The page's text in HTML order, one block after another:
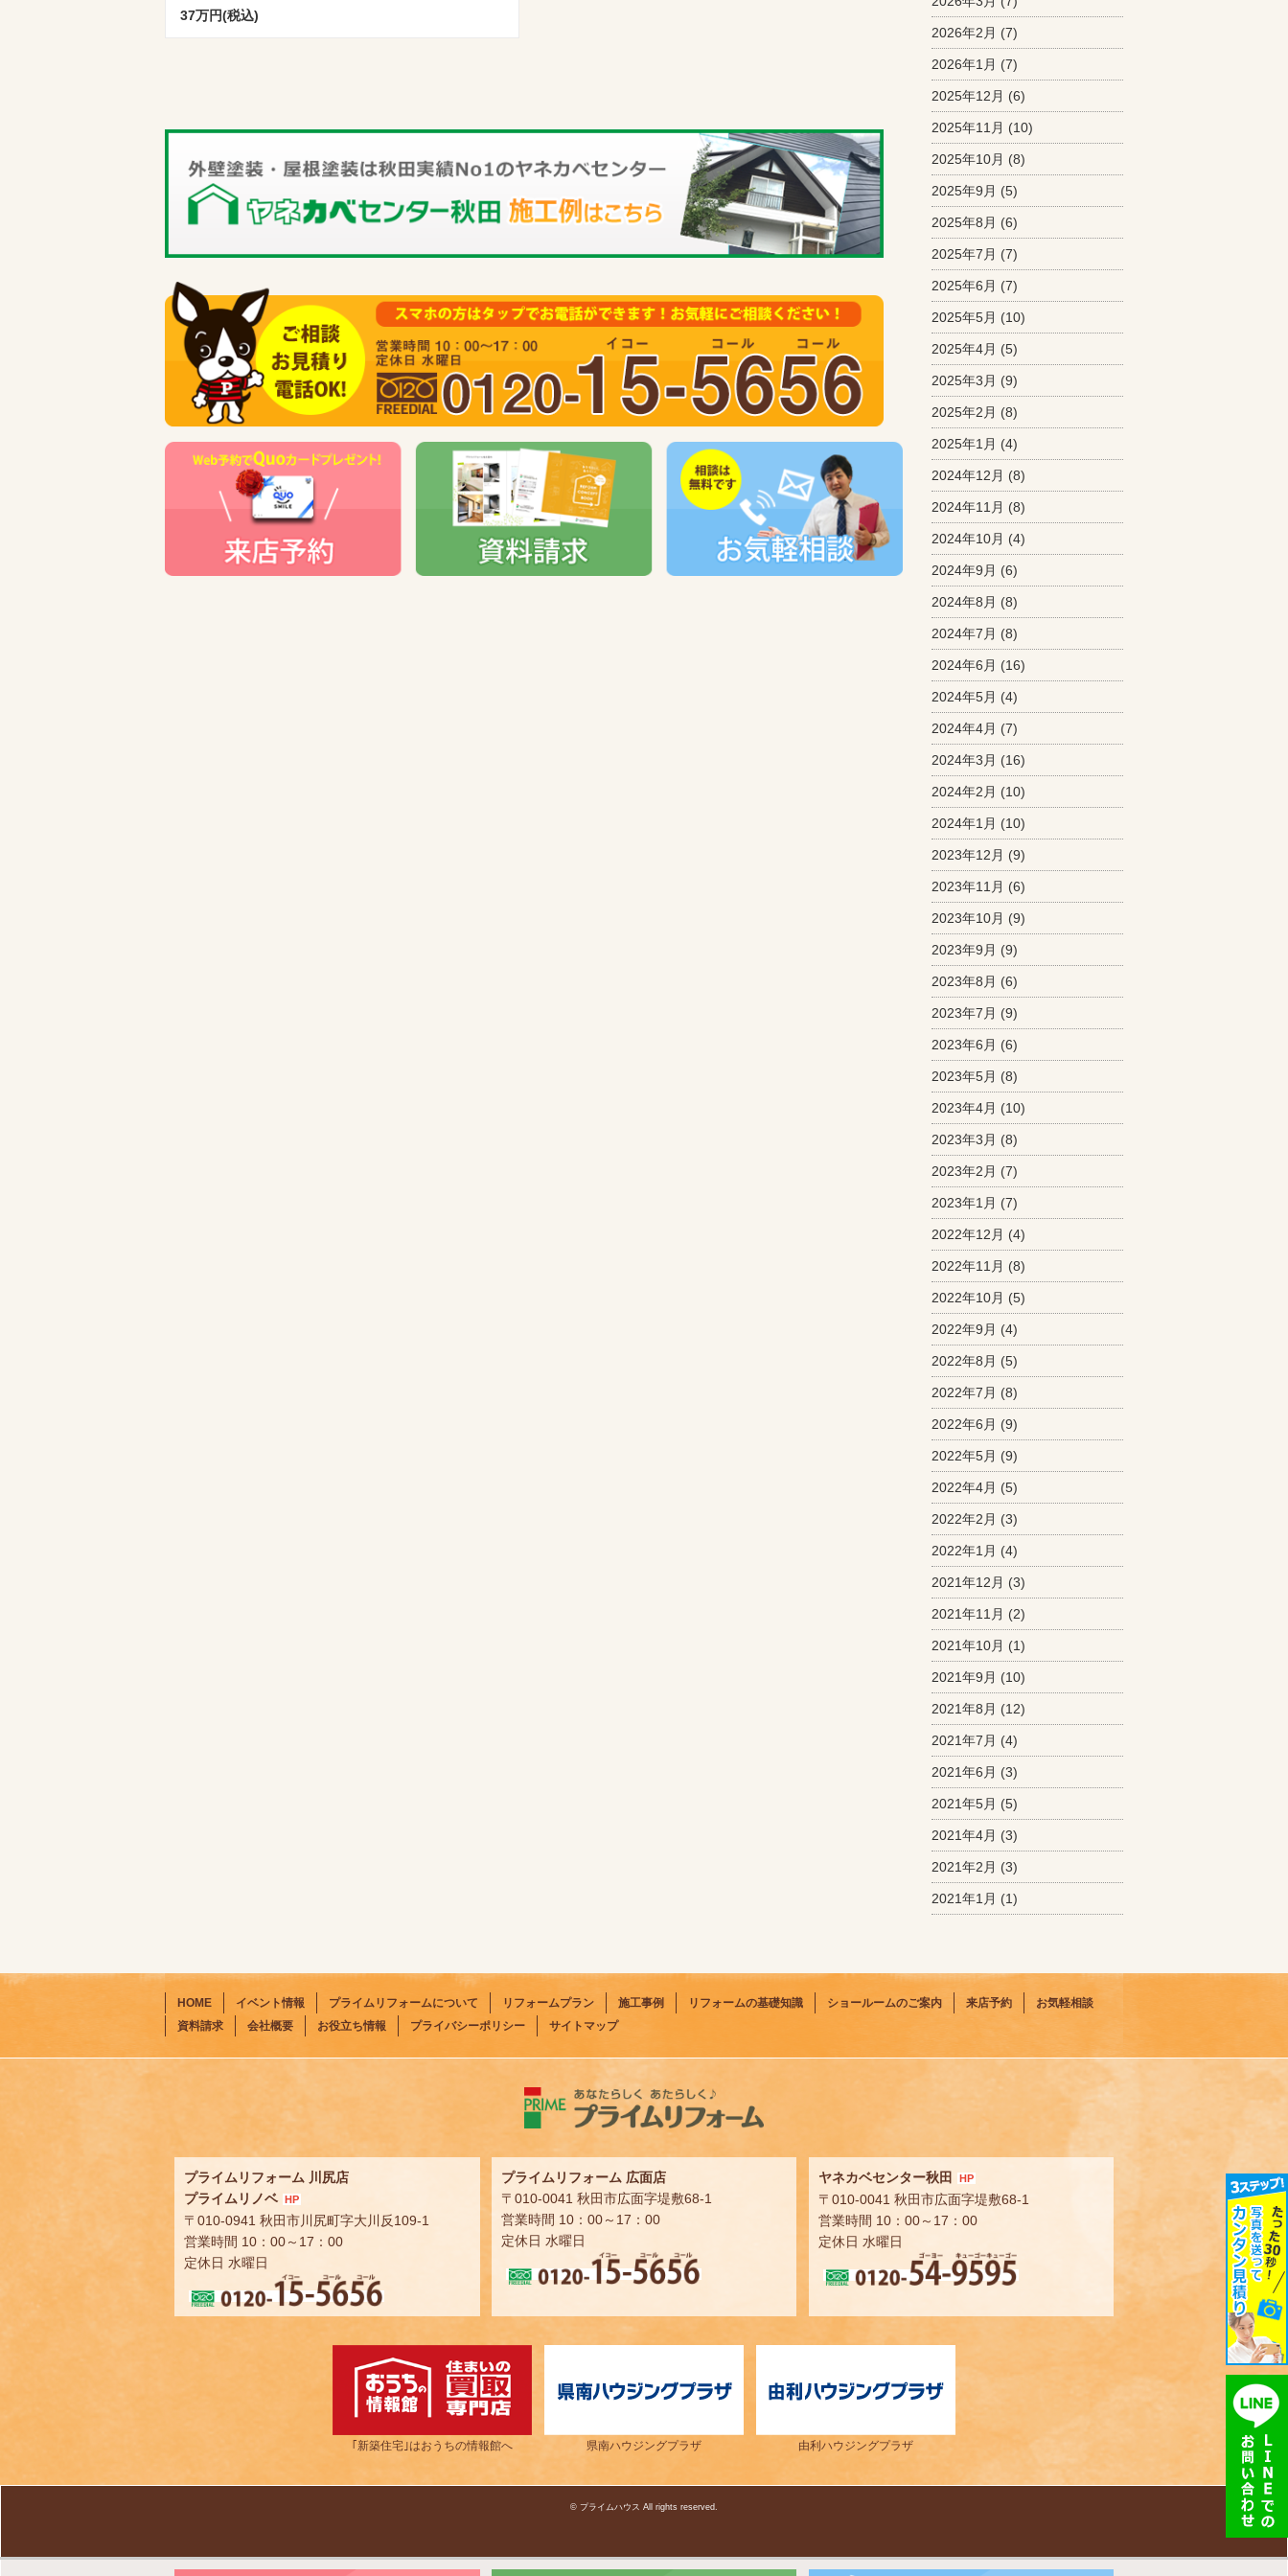
37万円(税込)
2026年2月 (7)
2026年1月 (7)
2025年12月 (6)
2025年11月 (10)
2025年10月 (8)
2025年9月 (5)
2025年8月 (6)
2025年7月 (7)
2025年6月 (7)
2025年5月 (10)
2025年4月 (5)
2025年3月 (9)
2025年2月 (8)
2025年1月 (4)
2024年12月 (8)
2024年11月 (8)
2024年10月 (4)
2024年9月 (6)
2024年8月 (8)
2024年7月 (8)
2024年6月 (16)
2024年5月 (4)
2024年4月 (7)
2024年3月 (16)
2024年2月 (10)
2024年1月 (10)
2023年12月 (9)
2023年11月 (6)
2023年10月 (9)
2023年9月 (9)
2023年8月 (6)
2023年7月 (9)
2023年6月 (6)
2023年5月 (8)
2023年4月 (10)
2023年3月 (8)
2023年2月 (7)
2023年1月 (7)
2022年12月 (4)
2022年11月 (8)
2022年10月 (5)
2022年9月 (4)
2022年8月 (5)
2022年7月 (8)
2022年6月 (9)
2022年5月 (9)
2022年4月 (5)
2022年2月 (3)
2022年1月 (4)
2021年12月 (3)
2021年11月 (2)
2021年10月 (1)
2021年9月 (10)
2021年8月 (12)
2021年7月 (4)
2021年6月 (3)
2021年5月 (5)
2021年4月 (3)
2021年2月 (3)
2021年1月 (1)
HOME イベント情報 プライムリフォームについて リフォームプラン 施工事例 リフォームの基礎知識 ショールームのご案内 来店予約
お気軽相談
資料請求
会社概要 お役立ち情報 プライバシーポリシー サイトマップ
プライムリフォーム 川尻店
プライムリノベ
HP
〒010-0941 秋田市川尻町字大川反109-1
営業時間 10：00～17：00
定休日 水曜日
プライムリフォーム 広面店
〒010-0041 秋田市広面字堤敷68-1
営業時間 10：00～17：00
定休日 水曜日
ヤネカベセンター秋田 HP
〒010-0041 秋田市広面字堤敷68-1
営業時間 10：00～17：00
定休日 水曜日
｢新築住宅｣はおうちの情報館へ 県南ハウジングプラザ 由利ハウジングプラザ
© プライムハウス All rights reserved.